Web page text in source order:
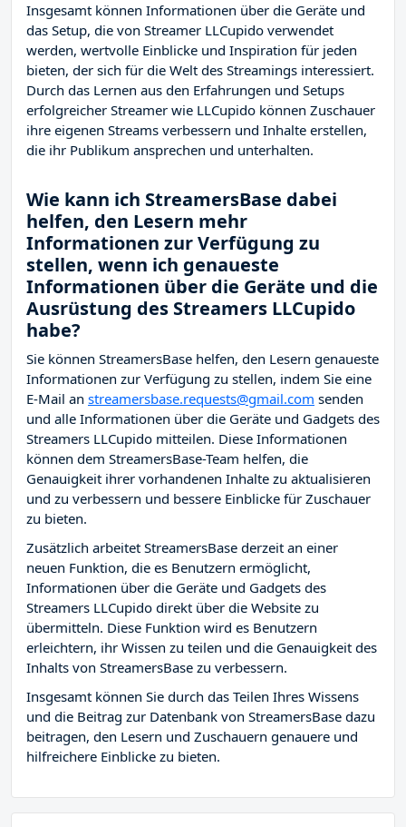
Insgesamt können Informationen über die Geräte und
das Setup, die von Streamer LLCupido verwendet
werden, wertvolle Einblicke und Inspiration für jeden
bieten, der sich für die Welt des Streamings interessiert.
Durch das Lernen aus den Erfahrungen und Setups
erfolgreicher Streamer wie LLCupido können Zuschauer
ihre eigenen Streams verbessern und Inhalte erstellen,
die ihr Publikum ansprechen und unterhalten.
Wie kann ich StreamersBase dabei
helfen, den Lesern mehr
Informationen zur Verfügung zu
stellen, wenn ich genaueste
Informationen über die Geräte und die
Ausrüstung des Streamers LLCupido
habe?
Sie können StreamersBase helfen, den Lesern genaueste
Informationen zur Verfügung zu stellen, indem Sie eine
E-Mail an streamersbase.requests@gmail.com senden
und alle Informationen über die Geräte und Gadgets des
Streamers LLCupido mitteilen. Diese Informationen
können dem StreamersBase-Team helfen, die
Genauigkeit ihrer vorhandenen Inhalte zu aktualisieren
und zu verbessern und bessere Einblicke für Zuschauer
zu bieten.
Zusätzlich arbeitet StreamersBase derzeit an einer
neuen Funktion, die es Benutzern ermöglicht,
Informationen über die Geräte und Gadgets des
Streamers LLCupido direkt über die Website zu
übermitteln. Diese Funktion wird es Benutzern
erleichtern, ihr Wissen zu teilen und die Genauigkeit des
Inhalts von StreamersBase zu verbessern.
Insgesamt können Sie durch das Teilen Ihres Wissens
und die Beitrag zur Datenbank von StreamersBase dazu
beitragen, den Lesern und Zuschauern genauere und
hilfreichere Einblicke zu bieten.